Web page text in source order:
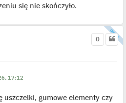
się nie skończyło.
0
17:12
uszczelki, gumowe elementy czy